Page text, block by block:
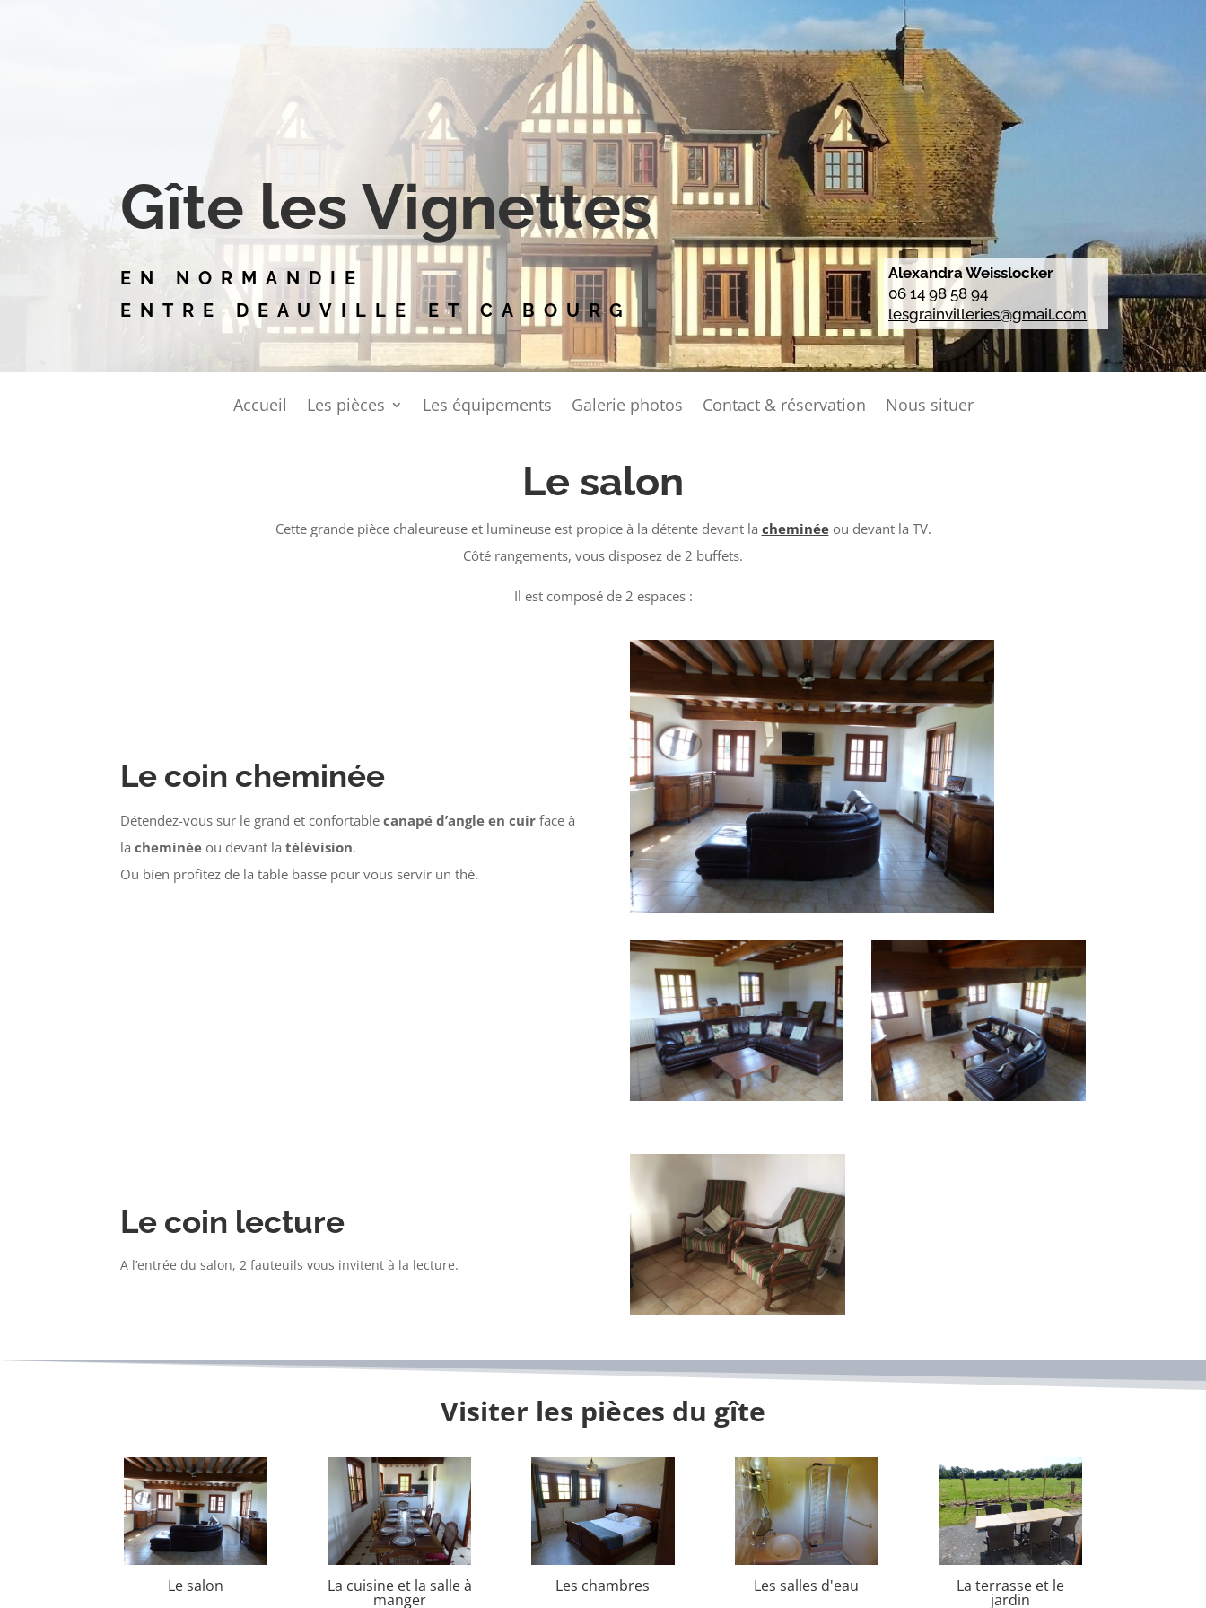
Gîte les Vignettes
EN NORMANDIE
ENTRE DEAUVILLE ET CABOURG
Alexandra Weisslocker
06 14 98 58 94
lesgrainvilleries@gmail.com
Accueil Les pièces Les équipements Galerie photos Contact & réservation Nous situer
Le salon
Cette grande pièce chaleureuse et lumineuse est propice à la détente devant la cheminée ou devant la TV.
Côté rangements, vous disposez de 2 buffets.
Il est composé de 2 espaces :
Le coin cheminée
Détendez-vous sur le grand et confortablecanapé d’angle en cuir face à
lacheminée ou devant latélévision.
Ou bien profitez de la table basse pour vous servir un thé.
Le coin lecture
A l’entrée du salon, 2 fauteuils vous invitent à la lecture.
Visiter les pièces du gîte
Le salon La cuisine et la salle à
manger
Les chambres Les salles d'eau La terrasse et le
jardin